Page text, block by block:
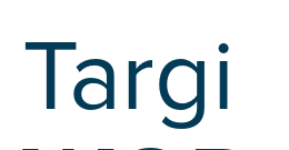
Targi